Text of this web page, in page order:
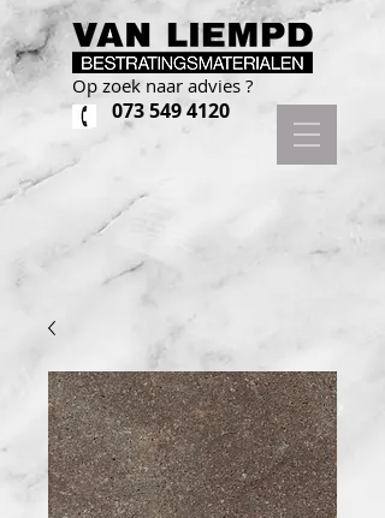
Op zoek naar advies ?
073 549 4120